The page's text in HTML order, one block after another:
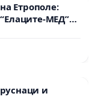
Етрополе:
МЕД”
всички
и